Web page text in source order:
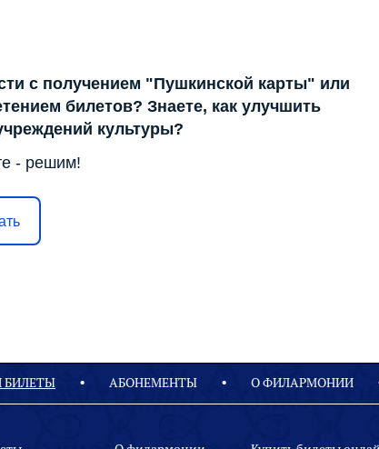
с получением "Пушкинской карты" или
билетов? Знаете, как улучшить
культуры?
- решим!
АБОНЕМЕНТЫ О ФИЛАРМОНИИ